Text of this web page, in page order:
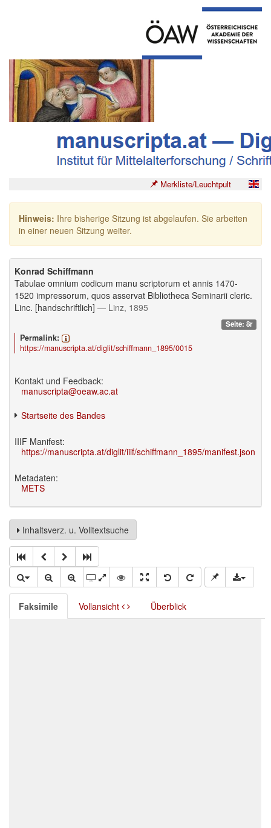
Merkliste/Leuchtpult
Hinweis: Ihre bisherige Sitzung ist abgelaufen. Sie arbeiten
in einer neuen Sitzung weiter.
Konrad Schiffmann
Tabulae omnium codicum manu scriptorum et annis 1470-
1520 impressorum, quos asservat Bibliotheca Seminarii cleric.
Linc. [handschriftlich] — Linz, 1895
Seite: 8r
Permalink:
https://manuscripta.at/diglit/schiffmann_1895/0015
Kontakt und Feedback:
manuscripta@oeaw.ac.at
Startseite des Bandes
IIIF Manifest:
https://manuscripta.at/diglit/iiif/schiffmann_1895/manifest.json
Metadaten:
METS
Inhaltsverz. u. Volltextsuche
Faksimile Vollansicht Überblick